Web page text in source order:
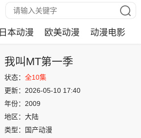
日本动漫 欧美动漫 动漫电影
我叫MT第一季
状态： 全10集
更新： 2026-05-10 17:40
年份： 2009
地区： 大陆
类型：
国产动漫